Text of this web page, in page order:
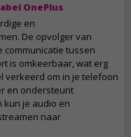
OnePlus
en
De opvolger van
communicatie tussen
is omkeerbaar, wat erg
verkeerd om in je telefoon
en ondersteunt
kun je audio en
naar